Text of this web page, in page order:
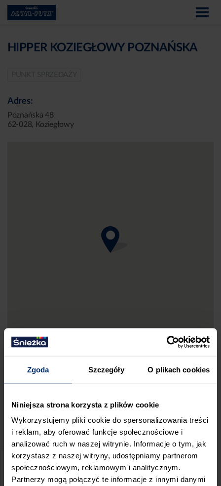
Zgoda Szczegóły O plikach cookies
Niniejsza strona korzysta z plików cookie
Wykorzystujemy pliki cookie do spersonalizowania treści
i reklam, aby oferować funkcje społecznościowe i
analizować ruch w naszej witrynie. Informacje o tym, jak
korzystasz z naszej witryny, udostępniamy partnerom
społecznościowym, reklamowym i analitycznym.
Partnerzy mogą połączyć te informacje z innymi danymi
HIPPER KOZIEGŁOWY POZNAŃSKA
Adres:
Poznańska 48
62-028, Koziegłowy
ZGŁOŚ BŁĄD
PRZED WIZYTĄ W SKLEPIE POLECAMY: